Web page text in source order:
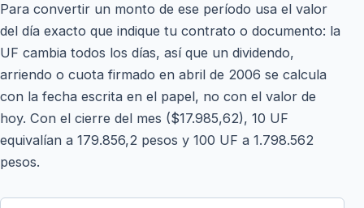
Para convertir un monto de ese período usa el valor
del día exacto que indique tu contrato o documento: la
UF cambia todos los días, así que un dividendo,
arriendo o cuota firmado en abril de 2006 se calcula
con la fecha escrita en el papel, no con el valor de
hoy. Con el cierre del mes ($17.985,62), 10 UF
equivalían a 179.856,2 pesos y 100 UF a 1.798.562
pesos.